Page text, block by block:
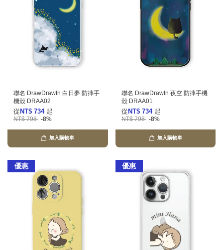
聯名 DrawDrawln 白日夢 防摔手
機殼 DRAA02
從 NT$ 734 起
NT$ 798 -8%
加入購物車
聯名 DrawDrawln 夜空 防摔手機
殼 DRAA01
從 NT$ 734 起
NT$ 798 -8%
加入購物車
優惠 優惠